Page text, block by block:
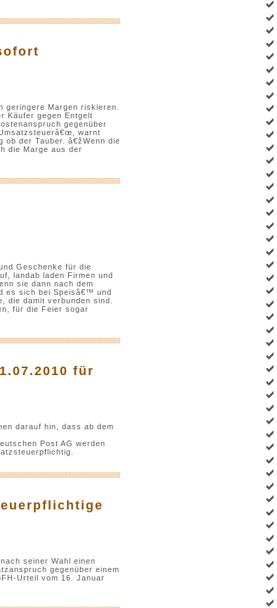
geringere Margen riskieren.
Käufer gegen Entgelt
gegenüber
warnt
ob der Tauber. â€žWenn die
die Marge aus der
Geschenke für die
landab laden Firmen und
sie dann nach dem
es sich bei Speisâ€™ und
die damit verbunden sind.
für die Feier sogar
für
darauf hin, dass ab dem
Post AG werden
seiner Wahl einen
gegenüber einem
Urteil vom 16. Januar